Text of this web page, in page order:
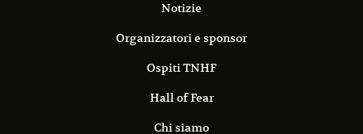
Notizie
Organizzatori e sponsor
Ospiti TNHF
Hall of Fear
Chi siamo